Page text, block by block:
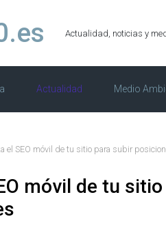
Actualidad, noticias y
Actualidad Medio
el SEO móvil de tu sitio para subir
móvil de tu